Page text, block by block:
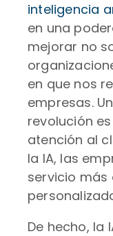
inteligencia
en una
mejorar no
en que nos
empresas.
revolución
atención al
la IA, las
servicio más
De hecho, la